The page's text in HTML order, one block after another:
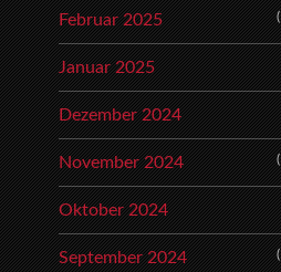
Februar 2025
Januar 2025
Dezember 2024
November 2024
Oktober 2024
September 2024